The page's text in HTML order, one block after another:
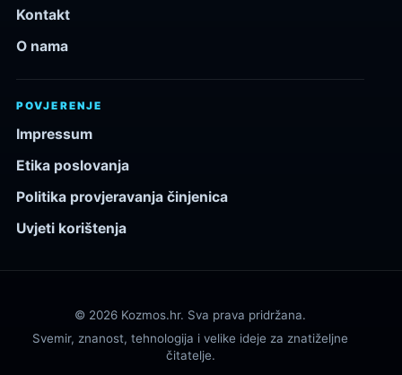
Kontakt
O nama
POVJERENJE
Impressum
Etika poslovanja
Politika provjeravanja činjenica
Uvjeti korištenja
© 2026 Kozmos.hr. Sva prava pridržana.
Svemir, znanost, tehnologija i velike ideje za znatiželjne
čitatelje.